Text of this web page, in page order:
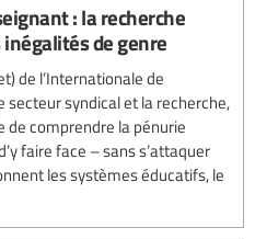
: la recherche
de genre
de l’Internationale de
secteur syndical et la recherche,
de comprendre la pénurie
faire face – sans s’attaquer
les systèmes éducatifs, le